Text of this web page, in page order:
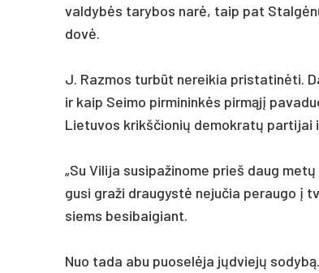
val­dybės ta­ry­bos narė, taip pat
dovė.
J. Raz­mos turbūt ne­rei­kia pri­sta­tinė­ti.
ir kaip Sei­mo pir­mi­ninkės pirmąjį
Lie­tu­vos krikš­čio­nių de­mok­ratų par­ti­jai
„Su Vi­li­ja su­si­pa­ži­no­me prie­š daug
gu­si gra­ži drau­gystė ne­ju­čia pe­rau­go į
siems be­si­bai­giant.
Nuo ta­da abu puo­selė­ja jųdviejų